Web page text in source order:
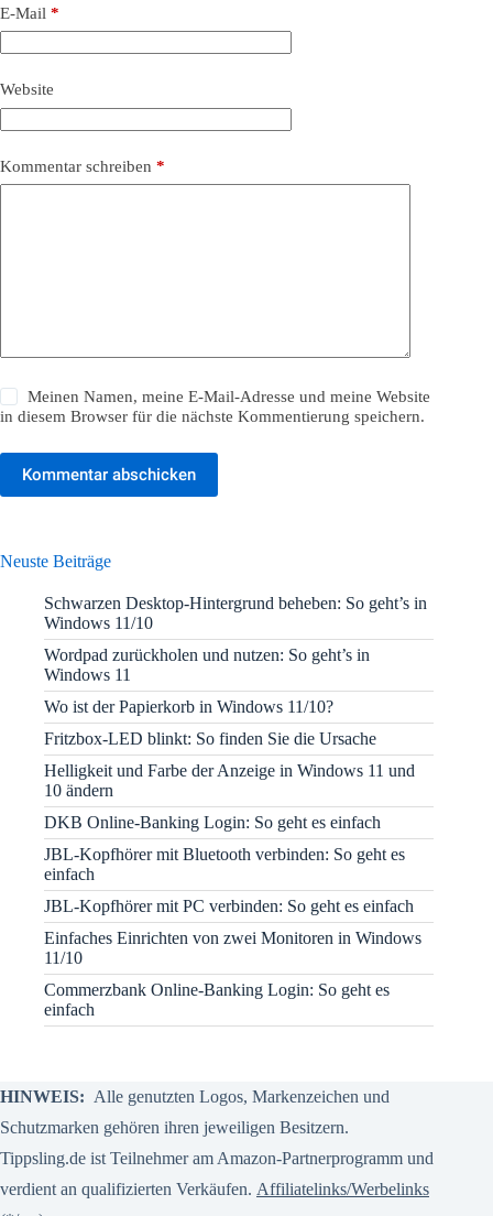
E-Mail *
Website
Kommentar schreiben *
Meinen Namen, meine E-Mail-Adresse und meine Website
in diesem Browser für die nächste Kommentierung speichern.
Kommentar abschicken
Neuste Beiträge
Schwarzen Desktop-Hintergrund beheben: So geht’s in
Windows 11/10
Wordpad zurückholen und nutzen: So geht’s in
Windows 11
Wo ist der Papierkorb in Windows 11/10?
Fritzbox-LED blinkt: So finden Sie die Ursache
Helligkeit und Farbe der Anzeige in Windows 11 und
10 ändern
DKB Online-Banking Login: So geht es einfach
JBL-Kopfhörer mit Bluetooth verbinden: So geht es
einfach
JBL-Kopfhörer mit PC verbinden: So geht es einfach
Einfaches Einrichten von zwei Monitoren in Windows
11/10
Commerzbank Online-Banking Login: So geht es
einfach
HINWEIS: Alle genutzten Logos, Markenzeichen und
Schutzmarken gehören ihren jeweiligen Besitzern.
Tippsling.de ist Teilnehmer am Amazon-Partnerprogramm und
verdient an qualifizierten Verkäufen. Affiliatelinks/Werbelinks